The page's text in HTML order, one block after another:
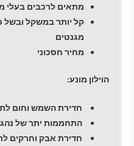
מתאים לרכבים בעלי
קל יותר במשקל ובשל
מגנטים
מחיר חסכוני
הוילון מונע:
חדירת השמש וחום
התחממות יתר של נהג
חדירת אבק וחרקים